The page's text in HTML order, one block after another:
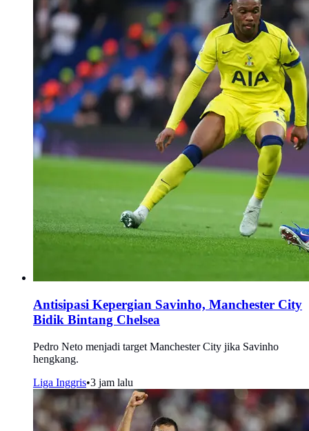
Antisipasi Kepergian Savinho, Manchester City
Bidik Bintang Chelsea
Pedro Neto menjadi target Manchester City jika Savinho
hengkang.
Liga Inggris•3 jam lalu